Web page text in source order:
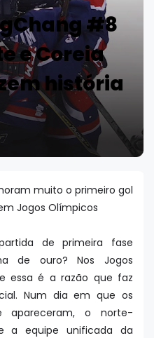
#8
e Coreia
história
muito o primeiro gol
Jogos Olímpicos
de primeira fase
de ouro? Nos Jogos
essa é a razão que faz
Num dia em que os
apareceram, o norte-
a equipe unificada da